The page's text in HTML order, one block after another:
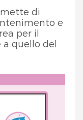
di
e
per il
quello del